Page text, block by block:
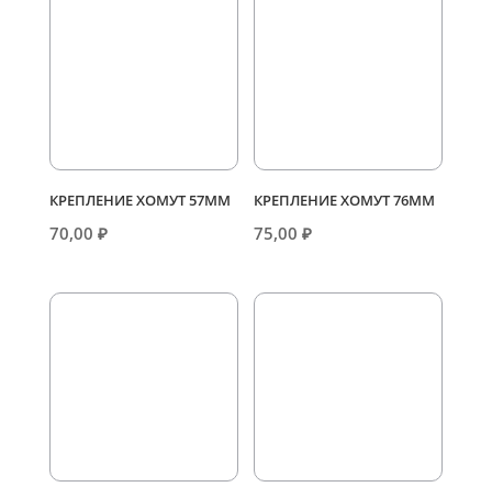
КРЕПЛЕНИЕ ХОМУТ 57ММ
70,00 ₽
КРЕПЛЕНИЕ ХОМУТ 76ММ
75,00₽